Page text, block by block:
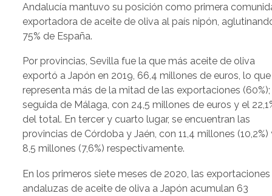
Andalucía mantuvo su posición como primera
exportadora de aceite de oliva al país nipón,
75% de España.
Por provincias, Sevilla fue la que más aceite de oliva
exportó a Japón en 2019, 66,4 millones de euros, lo que
representa más de la mitad de las exportaciones (60%);
seguida de Málaga, con 24,5 millones de euros y el
del total. En tercer y cuarto lugar, se encuentran las
provincias de Córdoba y Jaén, con 11,4 millones (10,2%)
8,5 millones (7,6%) respectivamente.
En los primeros siete meses de 2020, las exportaciones
andaluzas de aceite de oliva a Japón acumulan 63